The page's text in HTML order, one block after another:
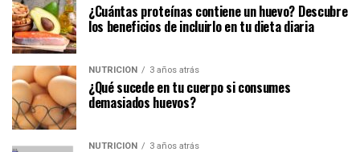
¿Cuántas proteínas contiene un huevo? Descubre
los beneficios de incluirlo en tu dieta diaria
NUTRICIÓN 3 años atrás
¿Qué sucede en tu cuerpo si consumes
demasiados huevos?
NUTRICIÓN 3 años atrás